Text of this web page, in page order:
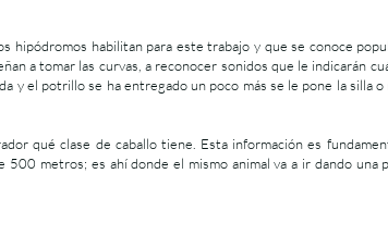
habilitan para este trabajo y que se conoce
a tomar las curvas, a reconocer sonidos que le indicarán
y el potrillo se ha entregado un poco más se le pone la silla
qué clase de caballo tiene. Esta información es
metros; es ahí donde el mismo animal va a ir dando una